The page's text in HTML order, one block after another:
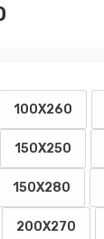
100X260
150X250
150X280
200X270